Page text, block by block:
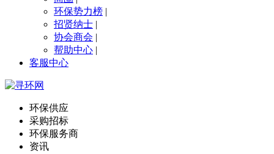
环保势力榜 |
招贤纳士 |
协会商会 |
帮助中心 |
客服中心
环保供应
采购招标
环保服务商
资讯